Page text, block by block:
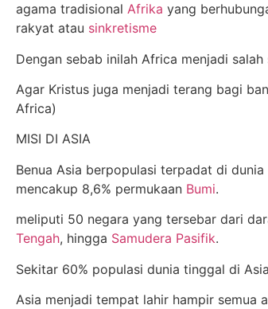
agama tradisional Afrika yang
rakyat atau sinkretisme
Dengan sebab inilah Africa menjadi
Agar Kristus juga menjadi terang bagi
Africa)
MISI DI ASIA
Benua Asia berpopulasi terpadat di
mencakup 8,6% permukaan Bumi.
meliputi 50 negara yang tersebar dari
Tengah, hingga Samudera Pasifik.
Sekitar 60% populasi dunia tinggal di
Asia menjadi tempat lahir hampir semua